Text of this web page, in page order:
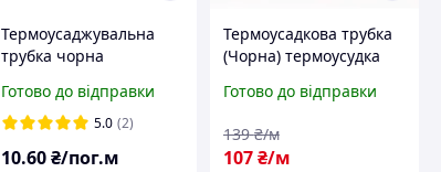
Термоусаджувальна
трубка чорна
усадка 2:1
Готово до відправки
5.0 (2)
10.60 ₴/пог.м
Термоусадкова трубка
(Чорна) термоусудка
мм
Готово до відправки
107₴/м
139 ₴/м